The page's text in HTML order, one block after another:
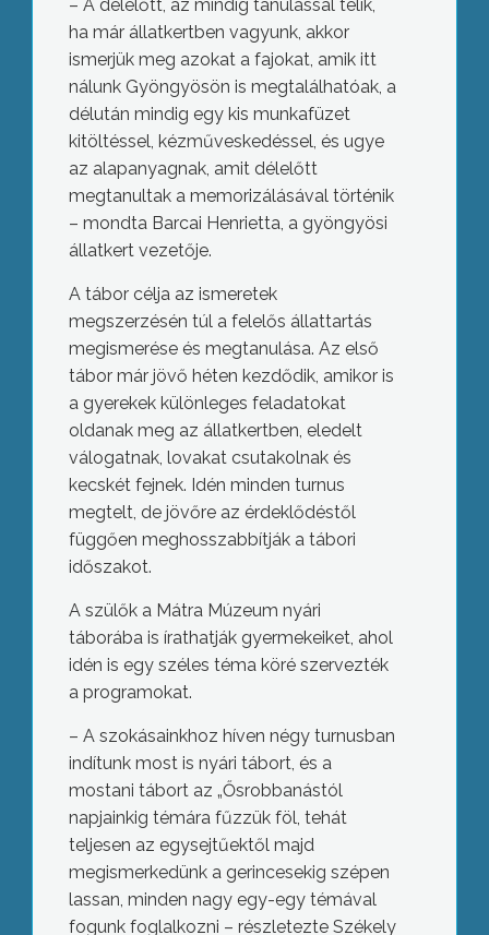
– A délelőtt, az mindig tanulással telik,
ha már állatkertben vagyunk, akkor
ismerjük meg azokat a fajokat, amik itt
nálunk Gyöngyösön is megtalálhatóak, a
délután mindig egy kis munkafüzet
kitöltéssel, kézműveskedéssel, és ugye
az alapanyagnak, amit délelőtt
megtanultak a memorizálásával történik
– mondta Barcai Henrietta, a gyöngyösi
állatkert vezetője.
A tábor célja az ismeretek
megszerzésén túl a felelős állattartás
megismerése és megtanulása. Az első
tábor már jövő héten kezdődik, amikor is
a gyerekek különleges feladatokat
oldanak meg az állatkertben, eledelt
válogatnak, lovakat csutakolnak és
kecskét fejnek. Idén minden turnus
megtelt, de jövőre az érdeklődéstől
függően meghosszabbítják a tábori
időszakot.
A szülők a Mátra Múzeum nyári
táborába is írathatják gyermekeiket, ahol
idén is egy széles téma köré szervezték
a programokat.
– A szokásainkhoz híven négy turnusban
indítunk most is nyári tábort, és a
mostani tábort az „Ősrobbanástól
napjainkig témára fűzzük föl, tehát
teljesen az egysejtűektől majd
megismerkedünk a gerincesekig szépen
lassan, minden nagy egy-egy témával
fogunk foglalkozni – részletezte Székely